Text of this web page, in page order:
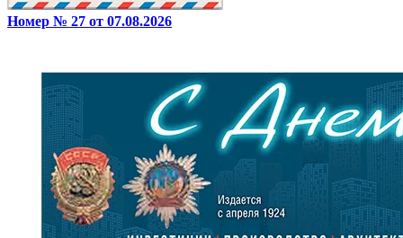
Номер № 27 от 07.08.2026